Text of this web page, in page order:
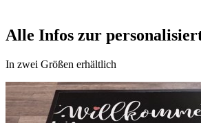
Alle Infos zur
In zwei Größen erhältlich